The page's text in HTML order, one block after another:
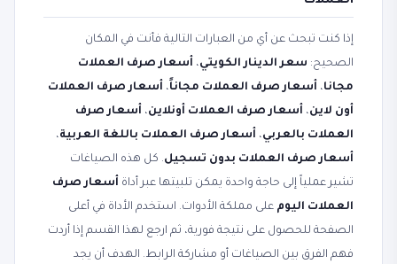
إذا كنت تبحث عن أي من العبارات التالية فأنت في المكان
الصحيح: سعر الدينار الكويتي، أسعار صرف العملات
مجانا، أسعار صرف العملات مجاناً، أسعار صرف العملات
أون لاين، أسعار صرف العملات أونلاين، أسعار صرف
العملات بالعربي، أسعار صرف العملات باللغة العربية،
أسعار صرف العملات بدون تسجيل. كل هذه الصياغات
تشير عملياً إلى حاجة واحدة يمكن تلبيتها عبر أداة أسعار صرف
العملات اليوم على مملكة الأدوات. استخدم الأداة في أعلى
الصفحة للحصول على نتيجة فورية، ثم ارجع لهذا القسم إذا أردت
فهم الفرق بين الصياغات أو مشاركة الرابط. الهدف أن يجد